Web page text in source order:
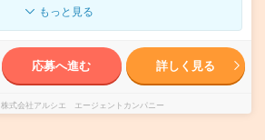
もっと見る
応募へ進む 詳しく見る
株式会社アルシエ エージェントカンパニー